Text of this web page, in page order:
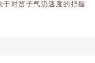
对笛子气流速度的把握